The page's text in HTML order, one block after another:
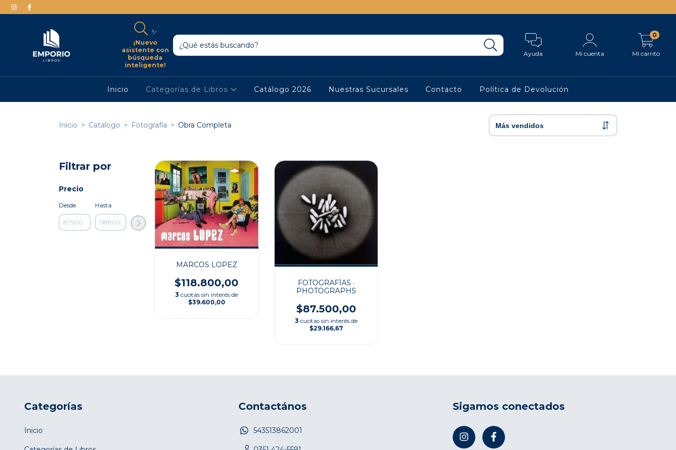
✨
¡Nuevo
asistente con
búsqueda
inteligente!
Ayuda Mi cuenta Mi carrito
0
Inicio Categorías de Libros Catálogo 2026 Nuestras Sucursales Contacto Política de Devolución
Inicio > Catalogo > Fotografía > Obra Completa
Filtrar por
Precio
Desde Hasta
MARCOS LOPEZ
$118.800,00
3 cuotas sin interés de
$39.600,00
FOTOGRAFÍAS ·
PHOTOGRAPHS
$87.500,00
3 cuotas sin interés de
$29.166,67
Categorías
Inicio
Contactános
543513862001
Sigamos conectados